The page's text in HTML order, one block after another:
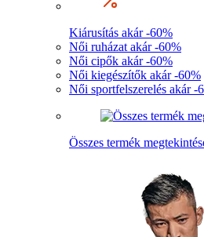
Kiárusítás akár -60%
Női ruházat akár -60%
Női cipők akár -60%
Női kiegészítők akár -60%
Női sportfelszerelés akár -
Összes termék